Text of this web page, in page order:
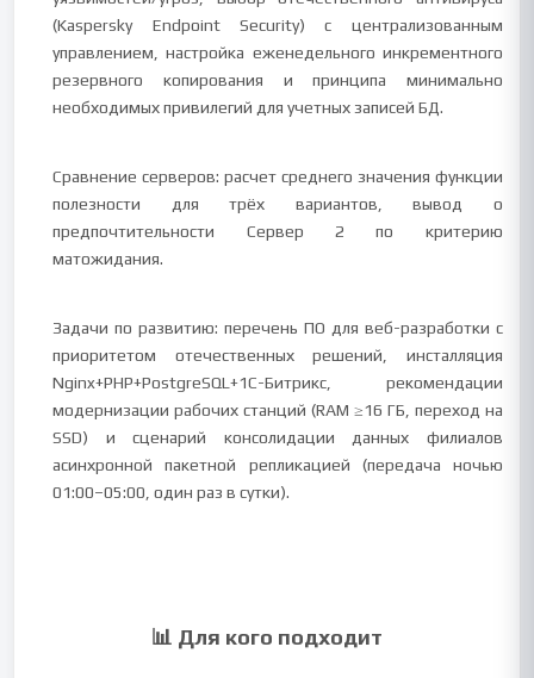
(Kaspersky Endpoint Security) с централизованным
управлением, настройка еженедельного инкрементного
резервного копирования и принципа минимально
необходимых привилегий для учетных записей БД.
Сравнение серверов: расчет среднего значения функции
полезности для трёх вариантов, вывод о
предпочтительности Сервер 2 по критерию
матожидания.
Задачи по развитию: перечень ПО для веб-разработки с
приоритетом отечественных решений, инсталляция
Nginx+PHP+PostgreSQL+1С-Битрикс, рекомендации
модернизации рабочих станций (RAM ≥16 ГБ, переход на
SSD) и сценарий консолидации данных филиалов
асинхронной пакетной репликацией (передача ночью
01:00–05:00, один раз в сутки).
📊 Для кого подходит